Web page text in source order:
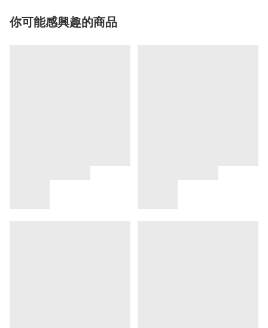
你可能感興趣的商品